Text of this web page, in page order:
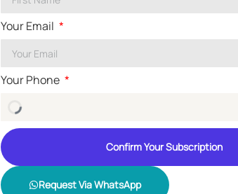
Your Email
Your Phone
Confirm Your Subscription
Request Via WhatsApp